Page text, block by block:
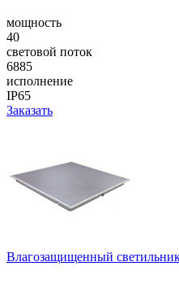
мощность
40
световой поток
6885
исполнение
IP65
Заказать
Влагозащищенный